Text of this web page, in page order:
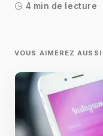
4 min de lecture
VOUS AIMEREZ AUSSI